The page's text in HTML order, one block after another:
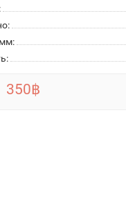
350฿